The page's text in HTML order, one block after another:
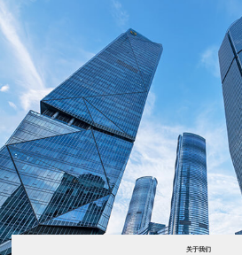
关于我们